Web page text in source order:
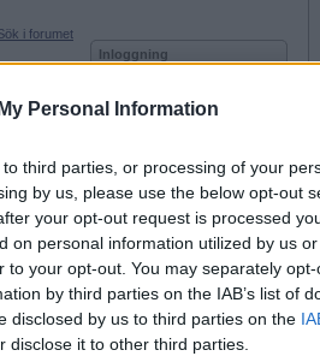
Personal Information
third parties, or processing of your
by us, please use the below opt-out
your opt-out request is processed
on personal information utilized by us
your opt-out. You may separately
by third parties on the IAB’s list of
disclosed by us to third parties on the
disclose it to other third parties.
i forumet
Nästa sida »
12-09 23:14
Inloggning
Kom ihåg mig
Glömt ditt lösenord?
Få ny aktiveringslänk
Betapet är gratis!